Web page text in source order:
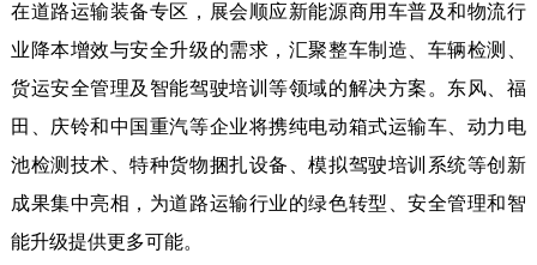
在道路运输装备专区，展会顺应新能源商用车普及和物流行
业降本增效与安全升级的需求，汇聚整车制造、车辆检测、
货运安全管理及智能驾驶培训等领域的解决方案。东风、福
田、庆铃和中国重汽等企业将携纯电动箱式运输车、动力电
池检测技术、特种货物捆扎设备、模拟驾驶培训系统等创新
成果集中亮相，为道路运输行业的绿色转型、安全管理和智
能升级提供更多可能。